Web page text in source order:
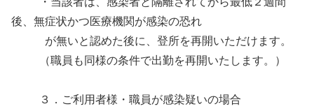
後、無症状かつ医療機関が感染の恐れ
が無いと認めた後に、登所を再開いただけます。
（職員も同様の条件で出勤を再開いたします。）
３．ご利用者様・職員が感染疑いの場合